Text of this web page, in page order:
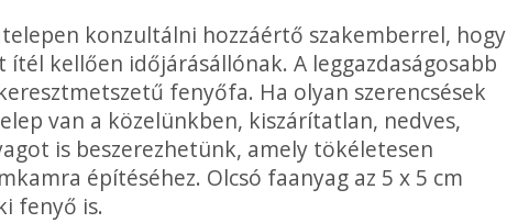
konzultálni hozzáértő szakemberrel, hogy
kellően időjárásállónak. A leggazdaságosabb
fenyőfa. Ha olyan szerencsések
van a közelünkben, kiszárítatlan, nedves,
is beszerezhetünk, amely tökéletesen
építéséhez. Olcsó faanyag az 5 x 5 cm
fenyő is.